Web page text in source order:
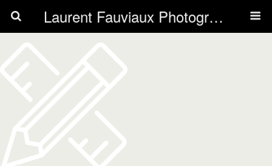
Laurent Fauviaux Photography